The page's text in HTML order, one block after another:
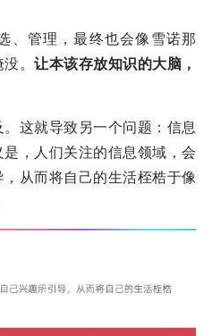
、管理，最终也会像雪诺那
。 让本该存放知识的大脑，
这就导致另一个问题：信息
，人们关注的信息领域，会
从而将自己的生活桎梏于像